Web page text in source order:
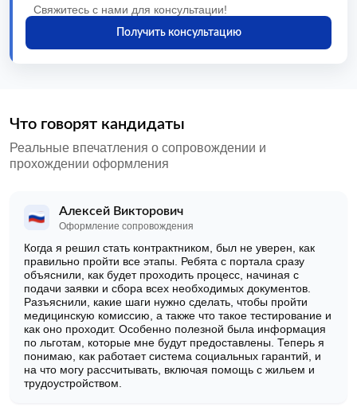
Свяжитесь с нами для консультации!
Получить консультацию
Что говорят кандидаты
Реальные впечатления о сопровождении и
прохождении оформления
Алексей Викторович
Оформление сопровождения
Когда я решил стать контрактником, был не уверен, как
правильно пройти все этапы. Ребята с портала сразу
объяснили, как будет проходить процесс, начиная с
подачи заявки и сбора всех необходимых документов.
Разъяснили, какие шаги нужно сделать, чтобы пройти
медицинскую комиссию, а также что такое тестирование и
как оно проходит. Особенно полезной была информация
по льготам, которые мне будут предоставлены. Теперь я
понимаю, как работает система социальных гарантий, и
на что могу рассчитывать, включая помощь с жильем и
трудоустройством.